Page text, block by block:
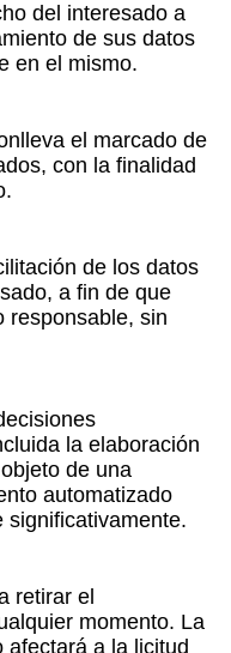
del interesado a
de sus datos
en el mismo.
el marcado de
con la finalidad
de los datos
a fin de que
responsable, sin
la elaboración
de una
automatizado
significativamente.
retirar el
momento. La
afectará a la licitud